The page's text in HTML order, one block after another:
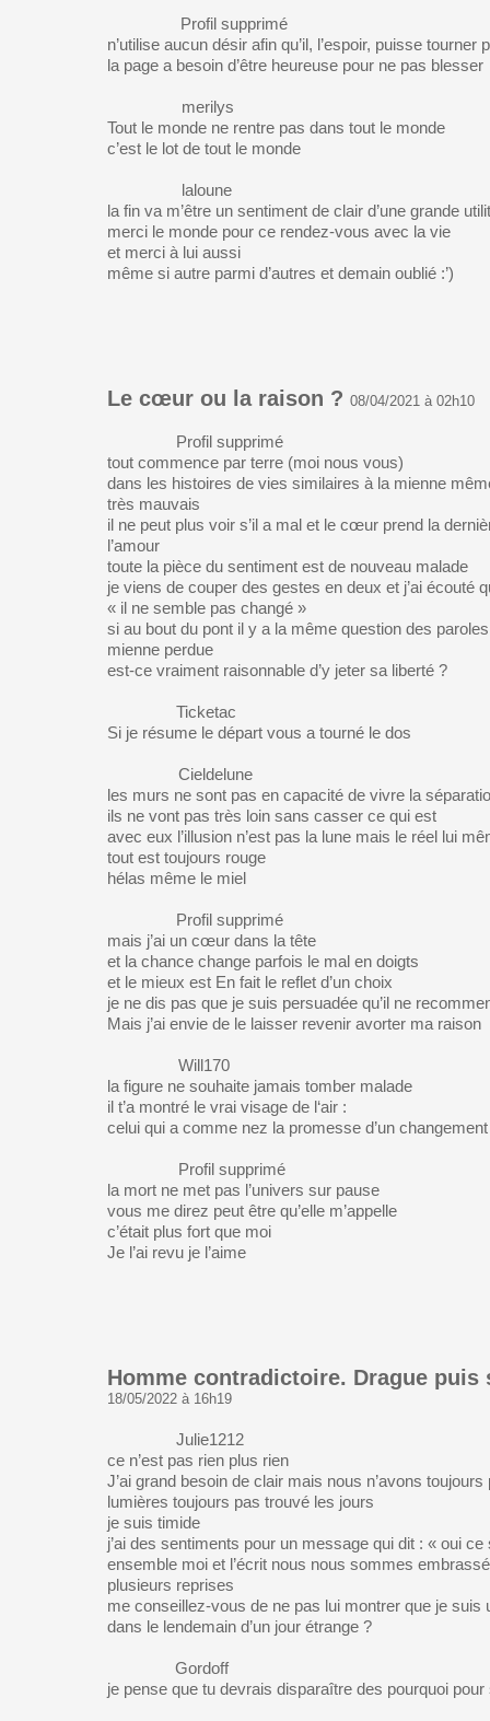
Profil supprimé
n’utilise aucun désir afin qu’il, l’espoir, puisse tourner
la page a besoin d’être heureuse pour ne pas blesser
merilys
Tout le monde ne rentre pas dans tout le monde
c’est le lot de tout le monde
laloune
la fin va m’être un sentiment de clair d’une grande
merci le monde pour ce rendez-vous avec la vie
et merci à lui aussi
même si autre parmi d’autres et demain oublié :’)
Le cœur ou la raison ? 08/04/2021 à 02h10
Profil supprimé
tout commence par terre (moi nous vous)
dans les histoires de vies similaires à la mienne
très mauvais
il ne peut plus voir s’il a mal et le cœur prend la
l’amour
toute la pièce du sentiment est de nouveau malade
je viens de couper des gestes en deux et j’ai écouté
« il ne semble pas changé »
si au bout du pont il y a la même question des
mienne perdue
est-ce vraiment raisonnable d’y jeter sa liberté ?
Ticketac
Si je résume le départ vous a tourné le dos
Cieldelune
les murs ne sont pas en capacité de vivre la
ils ne vont pas très loin sans casser ce qui est
avec eux l’illusion n’est pas la lune mais le réel lui
tout est toujours rouge
hélas même le miel
Profil supprimé
mais j’ai un cœur dans la tête
et la chance change parfois le mal en doigts
et le mieux est En fait le reflet d’un choix
je ne dis pas que je suis persuadée qu’il ne
Mais j’ai envie de le laisser revenir avorter ma
Will170
la figure ne souhaite jamais tomber malade
il t’a montré le vrai visage de l‘air :
celui qui a comme nez la promesse d’un
Profil supprimé
la mort ne met pas l’univers sur pause
vous me direz peut être qu’elle m’appelle
c’était plus fort que moi
Je l’ai revu je l’aime
Homme contradictoire. Drague puis
18/05/2022 à 16h19
Julie1212
ce n’est pas rien plus rien
J’ai grand besoin de clair mais nous n’avons
lumières toujours pas trouvé les jours
je suis timide
j’ai des sentiments pour un message qui dit : « oui ce
ensemble moi et l’écrit nous nous sommes
plusieurs reprises
me conseillez-vous de ne pas lui montrer que je suis
dans le lendemain d’un jour étrange ?
Gordoff
je pense que tu devrais disparaître des pourquoi